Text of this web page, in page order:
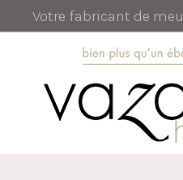
Votre fabricant de